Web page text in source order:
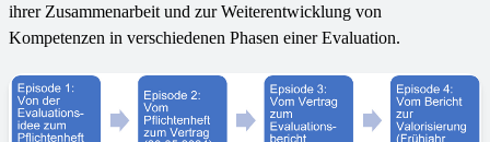
ihrer Zusammenarbeit und zur Weiterentwicklung von
Kompetenzen in verschiedenen Phasen einer Evaluation.